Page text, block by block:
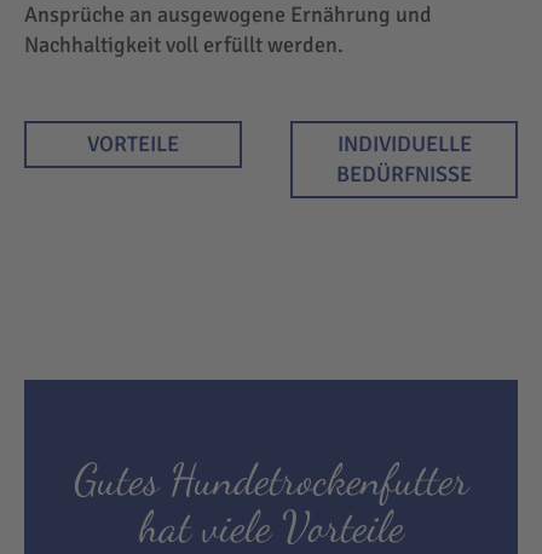
Ansprüche an ausgewogene Ernährung und
Nachhaltigkeit voll erfüllt werden.
VORTEILE
INDIVIDUELLE
BEDÜRFNISSE
Gutes Hundetrockenfutter
hat viele Vorteile